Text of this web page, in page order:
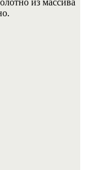
из массива